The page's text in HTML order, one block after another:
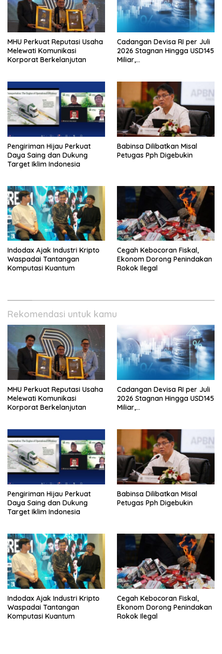
MHU Perkuat Reputasi Usaha
Melewati Komunikasi
Korporat Berkelanjutan
Cadangan Devisa RI per Juli
2026 Stagnan Hingga USD145
Miliar,
dan Internasional
Pengiriman Hijau Perkuat
Daya Saing dan Dukung
Target Iklim Indonesia
Babinsa Dilibatkan Misal
Petugas Pph Digebukin
Indodax Ajak Industri Kripto
Waspadai Tantangan
Komputasi Kuantum
Cegah Kebocoran Fiskal,
Ekonom Dorong Penindakan
Rokok Ilegal
Rekomendasi untuk kamu
MHU Perkuat Reputasi Usaha
Melewati Komunikasi
Korporat Berkelanjutan
Cadangan Devisa RI per Juli
2026 Stagnan Hingga USD145
Miliar,
dan Internasional
Pengiriman Hijau Perkuat
Daya Saing dan Dukung
Target Iklim Indonesia
Babinsa Dilibatkan Misal
Petugas Pph Digebukin
Indodax Ajak Industri Kripto
Waspadai Tantangan
Komputasi Kuantum
Cegah Kebocoran Fiskal,
Ekonom Dorong Penindakan
Rokok Ilegal